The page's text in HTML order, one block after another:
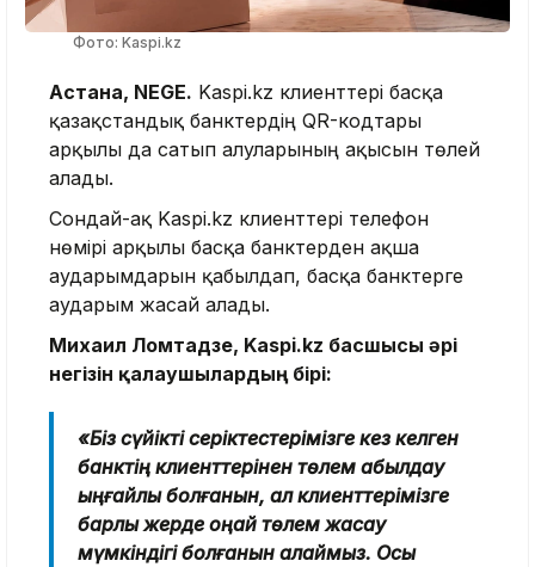
Фото: Kaspi.kz
Астана, NEGE. Kaspi.kz клиенттері басқа
қазақстандық банктердің QR-кодтары
арқылы да сатып алуларының ақысын төлей
алады.
Сондай-ақ Kaspi.kz клиенттері телефон
нөмірі арқылы басқа банктерден ақша
аударымдарын қабылдап, басқа банктерге
аударым жасай алады.
Михаил Ломтадзе, Kaspi.kz басшысы әрі
негізін қалаушылардың бірі:
«Біз сүйікті серіктестерімізге кез келген
банктің клиенттерінен төлем қабылдау
ыңғайлы болғанын, ал клиенттерімізге
барлық жерде оңай төлем жасау
мүмкіндігі болғанын қалаймыз. Осы